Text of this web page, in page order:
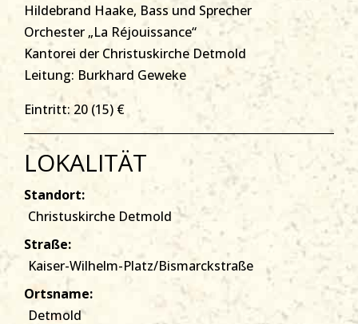
Hildebrand Haake, Bass und Sprecher
Orchester „La Réjouissance“
Kantorei der Christuskirche Detmold
Leitung: Burkhard Geweke
Eintritt: 20 (15) €
LOKALITÄT
Standort:
Christuskirche Detmold
Straße:
Kaiser-Wilhelm-Platz/Bismarckstraße
Ortsname:
Detmold